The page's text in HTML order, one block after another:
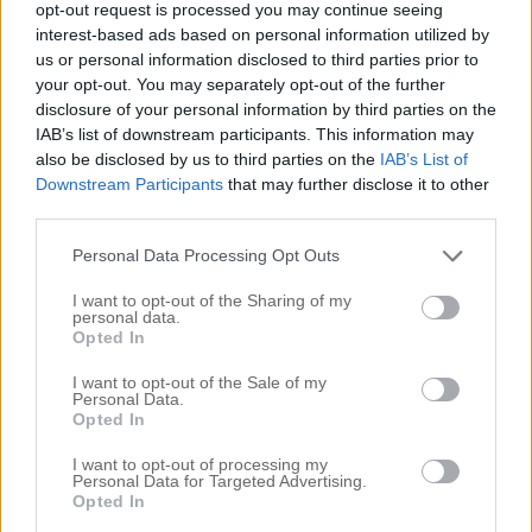
opt-out request is processed you may continue seeing
interest-based ads based on personal information utilized by
us or personal information disclosed to third parties prior to
your opt-out. You may separately opt-out of the further
disclosure of your personal information by third parties on the
IAB’s list of downstream participants. This information may
also be disclosed by us to third parties on the IAB’s List of
Downstream Participants that may further disclose it to other
Personal Data Processing Opt Outs
I want to opt-out of the Sharing of my
personal data.
Opted In
I want to opt-out of the Sale of my
Personal Data.
Opted In
I want to opt-out of processing my
Personal Data for Targeted Advertising.
Opted In
#elin johansson
#elin johansson frisör
#hårblogg
#vlogg
Kommentarer
E-postadress* Adressen publiceras inte